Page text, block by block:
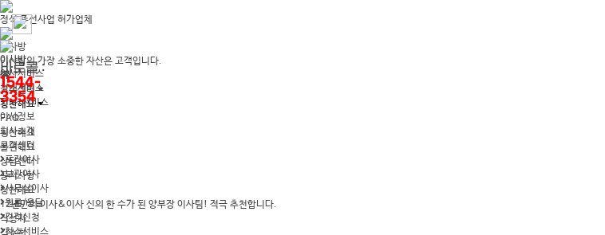
정식 주선사업 허가업체
이사방
이사서비스
청소서비스
The+서비스
이사정보
회사소개
고객센터
바로콜 :
1544-
3354
포장이사
보관이사
사무실이사
원룸/용달
견적신청
청소서비스
이사방
이사방의 가장 소중한 자산은 고객입니다.
고객센터
칭찬해요
FAQ
칭찬해요
불편해요
상담센터
공지사항
칭찬해요
12년만의 이사&이사 신의 한 수가 된 양부장 이사팀! 적극 추천합니다.
작성자